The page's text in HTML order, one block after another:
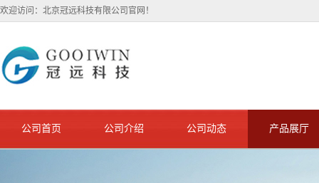
欢迎访问：北京冠远科技有限公司官网！
公司首页 公司介绍 公司动态 产品展厅